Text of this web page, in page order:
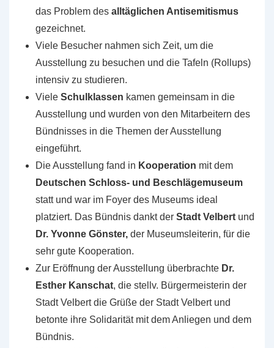
das Problem des alltäglichen Antisemitismus
gezeichnet.
Viele Besucher nahmen sich Zeit, um die
Ausstellung zu besuchen und die Tafeln (Rollups)
intensiv zu studieren.
Viele Schulklassen kamen gemeinsam in die
Ausstellung und wurden von den Mitarbeitern des
Bündnisses in die Themen der Ausstellung
eingeführt.
Die Ausstellung fand in Kooperation mit dem
Deutschen Schloss- und Beschlägemuseum
statt und war im Foyer des Museums ideal
platziert. Das Bündnis dankt der Stadt Velbert und
Dr. Yvonne Gönster, der Museumsleiterin, für die
sehr gute Kooperation.
Zur Eröffnung der Ausstellung überbrachte Dr.
Esther Kanschat, die stellv. Bürgermeisterin der
Stadt Velbert die Grüße der Stadt Velbert und
betonte ihre Solidarität mit dem Anliegen und dem
Bündnis.